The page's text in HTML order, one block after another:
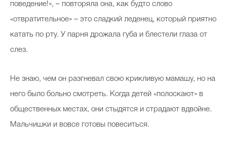
Выбор визажистов
Выбор косметолога
поведение!», – повторяла она, как будто слово
«отвратительное» – это сладкий леденец, который приятно
катать по рту. У парня дрожала губа и блестели глаза от
слез.
Не знаю, чем он разгневал свою крикливую мамашу, но на
него было больно смотреть. Когда детей «полоскают» в
общественных местах, они стыдятся и страдают вдвойне.
Мальчишки и вовсе готовы повеситься.